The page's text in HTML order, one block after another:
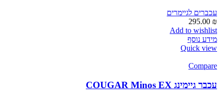
עכברים לגיימרים
295.00 ₪
Add to wishlist
מידע נוסף
Quick view
Compare
עכבר גיימינג COUGAR Minos EX